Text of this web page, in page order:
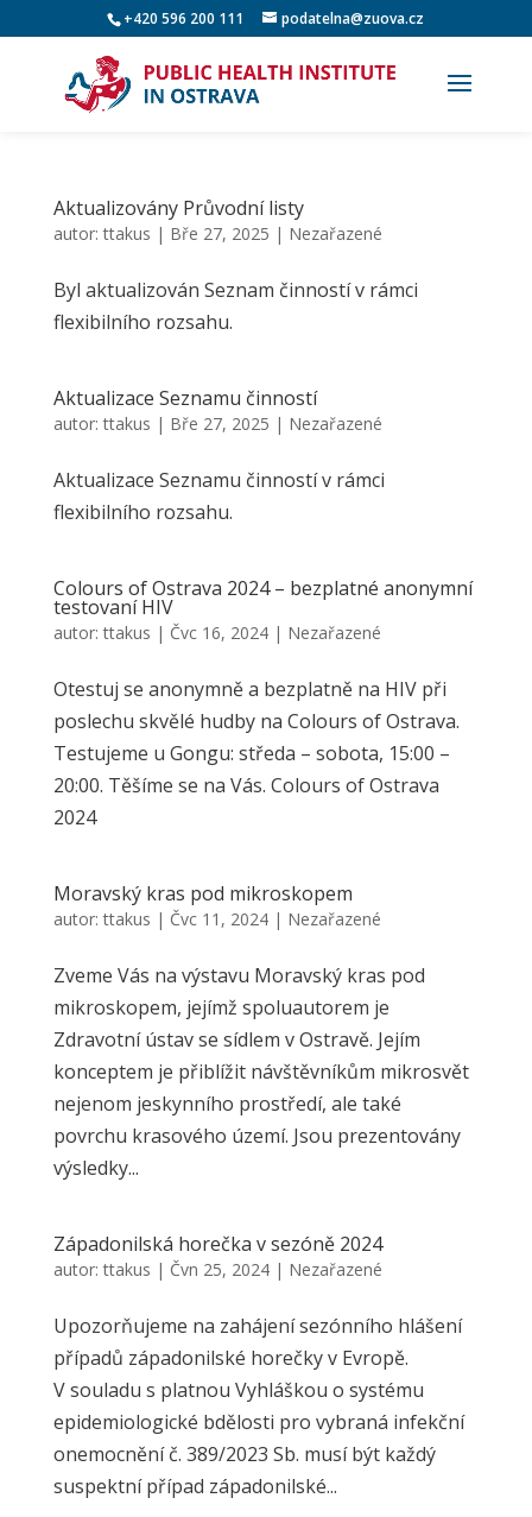
+420 596 200 111 podatelna@zuova.cz
Aktualizovány Průvodní listy
autor:ttakus | Bře 27, 2025 | Nezařazené
Byl aktualizován Seznam činností v rámci
flexibilního rozsahu.
Aktualizace Seznamu činností
autor:ttakus | Bře 27, 2025 | Nezařazené
Aktualizace Seznamu činností v rámci
flexibilního rozsahu.
Colours of Ostrava 2024 – bezplatné anonymní
testovaní HIV
autor:ttakus | Čvc 16, 2024| Nezařazené
Otestuj se anonymně a bezplatně na HIV při
poslechu skvělé hudby na Colours of Ostrava.
Testujeme u Gongu: středa – sobota, 15:00 –
20:00. Těšíme se na Vás. Colours of Ostrava
2024
Moravský kras pod mikroskopem
autor:ttakus | Čvc 11, 2024| Nezařazené
Zveme Vás na výstavu Moravský kras pod
mikroskopem, jejímž spoluautorem je
Zdravotní ústav se sídlem v Ostravě. Jejím
konceptem je přiblížit návštěvníkům mikrosvět
nejenom jeskynního prostředí, ale také
povrchu krasového území. Jsou prezentovány
výsledky...
Západonilská horečka v sezóně 2024
autor:ttakus | Čvn 25, 2024| Nezařazené
Upozorňujeme na zahájení sezónního hlášení
případů západonilské horečky v Evropě.
V souladu s platnou Vyhláškou o systému
epidemiologické bdělosti pro vybraná infekční
onemocnění č. 389/2023 Sb. musí být každý
suspektní případ západonilské...